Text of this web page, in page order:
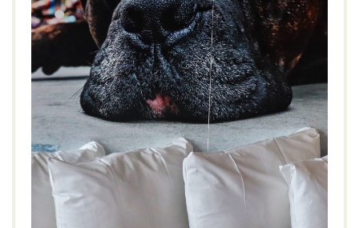
Qbic Hotel, London City
LIFESTYLE
STADT
Design,Frühstück ,Green Hotel,
Großbritannien
Londen East London,Qbic,
stadthotel,Umweltfreundlich